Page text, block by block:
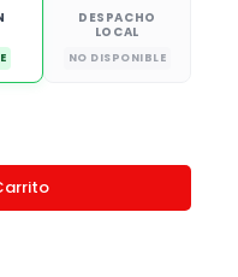
DESPACHO
LOCAL
NO DISPONIBLE